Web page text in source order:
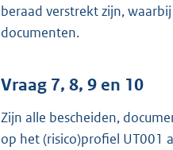
beraad verstrekt zijn,
documenten.
Vraag 7, 8, 9 en 10
Zijn alle bescheiden,
op het (risico)profiel UT001